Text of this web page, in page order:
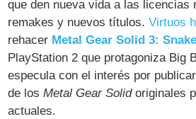
que den nueva vida a las licencias
remakes y nuevos títulos.Virtuos
rehacer Metal Gear Solid 3:
PlayStation 2 que protagoniza Big
especula con el interés por
de losMetal Gear Solidoriginales
actuales.